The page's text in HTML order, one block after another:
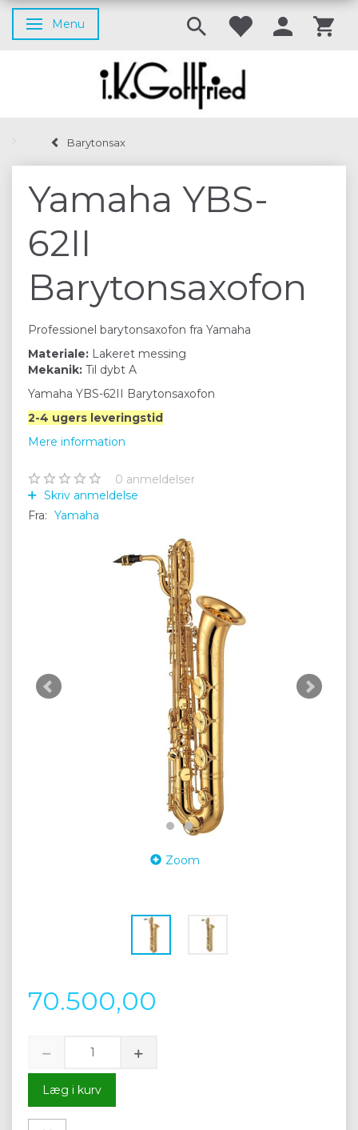
Skifte navigation
Menu
Barytonsax
Yamaha YBS-
62II
Barytonsaxofon
Professionel barytonsaxofon fra Yamaha
Materiale: Lakeret messing
Mekanik: Til dybt A
Yamaha YBS-62II Barytonsaxofon
2-4 ugers leveringstid
Mere information
0 anmeldelser
Skriv anmeldelse
Fra: Yamaha
Zoom
70.500,00
Læg i kurv